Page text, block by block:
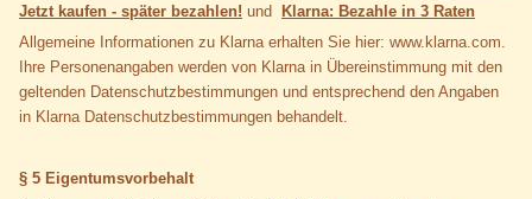
Jetzt kaufen - später bezahlen! und
Klarna: Bezahle in 3 Raten
Allgemeine Informationen zu Klarna erhalten Sie hier: www.klarna.com.
Ihre Personenangaben werden von Klarna in Übereinstimmung mit den
geltenden Datenschutzbestimmungen und entsprechend den Angaben
in Klarna Datenschutzbestimmungen behandelt.
§ 5 Eigentumsvorbehalt